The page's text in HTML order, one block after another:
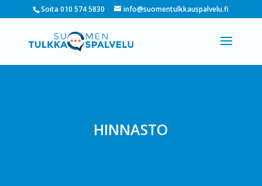
Soita 010 574 5830 info@suomentulkkauspalvelu.fi
HINNASTO